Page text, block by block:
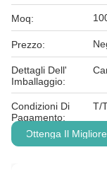
Moq:
Prezzo:
Dettagli Dell'
Imballaggio:
Condizioni Di
Pagamento:
T/
Ottenga Il